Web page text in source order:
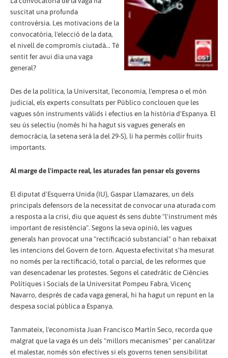
suscitat una profunda
controvèrsia. Les motivacions de la
convocatòria, l'elecció de la data,
el nivell de compromís ciutadà... Té
sentit fer avui dia una vaga
general?
Des de la política, la Universitat, l'economia, l'empresa o el món
judicial, els experts consultats per Público conclouen que les
vagues són instruments vàlids i efectius en la història d'Espanya. El
seu ús selectiu (només hi ha hagut sis vagues generals en
democràcia, la setena serà la del 29-S), li ha permès collir fruits
importants.
Al marge de l'impacte real, les aturades fan pensar els governs
El diputat d'Esquerra Unida (IU), Gaspar Llamazares, un dels
principals defensors de la necessitat de convocar una aturada com
a resposta a la crisi, diu que aquest és sens dubte "l'instrument més
important de resistència". Segons la seva opinió, les vagues
generals han provocat una "rectificació substancial" o han rebaixat
les intencions del Govern de torn. Aquesta efectivitat s'ha mesurat
no només per la rectificació, total o parcial, de les reformes que
van desencadenar les protestes. Segons el catedràtic de Ciències
Polítiques i Socials de la Universitat Pompeu Fabra, Vicenç
Navarro, després de cada vaga general, hi ha hagut un repunt en la
despesa social pública a Espanya.
Tanmateix, l'economista Juan Francisco Martín Seco, recorda que
malgrat que la vaga és un dels "millors mecanismes" per canalitzar
el malestar, només són efectives si els governs tenen sensibilitat